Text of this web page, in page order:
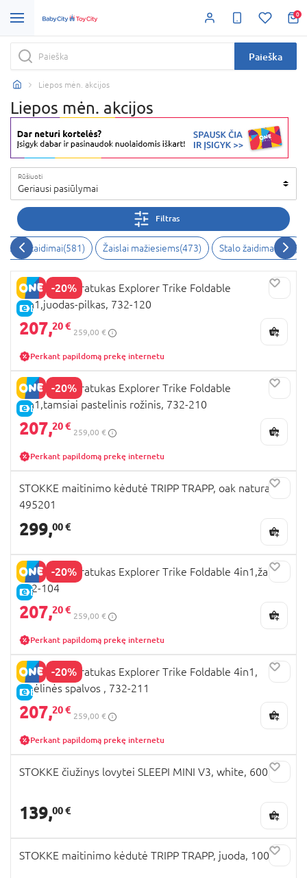
0
Paieška
Liepos mėn. akcijos
Liepos mėn. akcijos
Rūšiuoti
Geriausi pasiūlymai
Filtras
žaidimai(581) Žaislai mažiesiems(473) Stalo žaidimai 469 )
-20%
E-KAINA
GLOBBER triratukas Explorer Trike Foldable
4in1,juodas-pilkas, 732-120
207,20 €
259,00 €
Perkant papildomą prekę internetu
-20%
E-KAINA
GLOBBER triratukas Explorer Trike Foldable
4in1,tamsiai pastelinis rožinis, 732-210
207,20 €
259,00 €
Perkant papildomą prekę internetu
STOKKE maitinimo kėdutė TRIPP TRAPP, oak natural,
495201
299,00 €
-20%
E-KAINA
GLOBBER triratukas Explorer Trike Foldable 4in1,žalias,
732-104
207,20 €
259,00 €
Perkant papildomą prekę internetu
-20%
E-KAINA
GLOBBER triratukas Explorer Trike Foldable 4in1,
smėlinės spalvos , 732-211
207,20 €
259,00 €
Perkant papildomą prekę internetu
STOKKE čiužinys lovytei SLEEPI MINI V3, white, 600101
139,00 €
STOKKE maitinimo kėdutė TRIPP TRAPP, juoda, 100103